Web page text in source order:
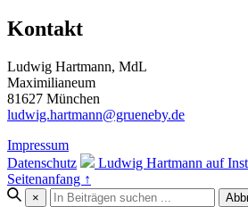
Kontakt
Ludwig Hartmann, MdL
Maximilianeum
81627 München
ludwig.hartmann@grueneby.de
Impressum
Datenschutz
Ludwig Hartmann auf
Seitenanfang ↑
×